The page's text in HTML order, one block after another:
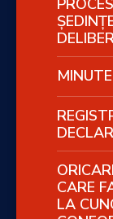
CARE
LA